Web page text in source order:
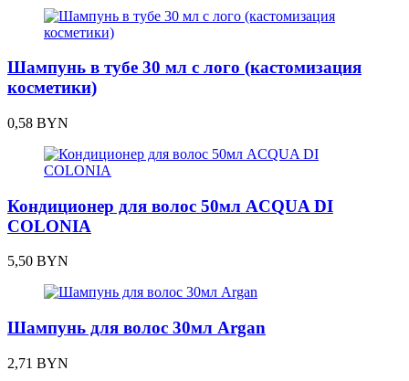
Шампунь в тубе 30 мл с лого (кастомизация
косметики)
0,58 BYN
Кондиционер для волос 50мл ACQUA DI
COLONIA
5,50 BYN
Шампунь для волос 30мл Argan
2,71 BYN